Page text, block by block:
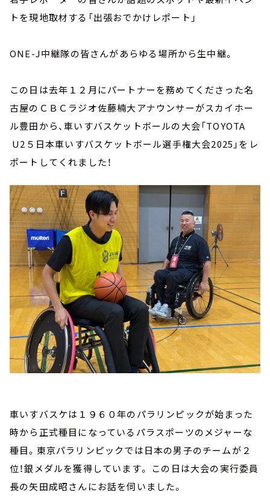
トを現地取材する「出張おでかけレポート」
ONE-J中継隊の皆さんがあらゆる場所から生中継。
この日は去年１２月にパートナーを務めてくださった名
古屋のＣＢＣラジオ佐藤楠大アナウンサーがスカイホー
ル豊田から、車いすバスケットボールの大会「TOYOTA
U2５日本車いすバスケットボール選手権大会2025」をレ
ポートしてくれました！
車いすバスケは１９６０年のパラリンピックが始まった
時から正式種目になっているパラスポーツのメジャーな
種目。東京パラリンピックでは日本の男子のチームが２
位！銀メダルを獲得しています。 この日は大会の実行委員
長の矢田成昭さんにお話を伺いました。